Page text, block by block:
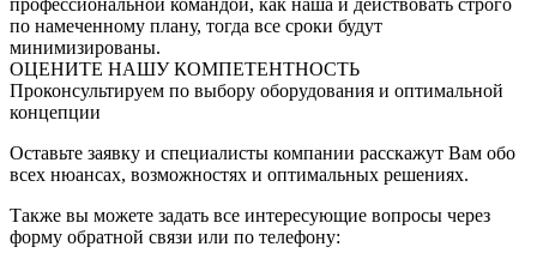
по намеченному плану, тогда все сроки будут
минимизированы.
ОЦЕНИТЕ НАШУ КОМПЕТЕНТНОСТЬ
Проконсультируем по выбору оборудования и оптимальной
концепции
Оставьте заявку и специалисты компании расскажут Вам обо
всех нюансах, возможностях и оптимальных решениях.
Также вы можете задать все интересующие вопросы через
форму обратной связи или по телефону: